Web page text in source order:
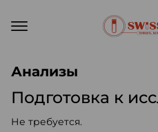
Анализы
Подготовка к
Не требуется.